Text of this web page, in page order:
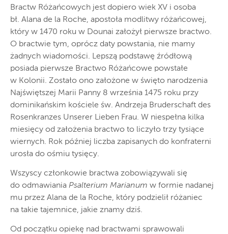
Bractw Różańcowych jest dopiero wiek XV i osoba
bł. Alana de la Roche, apostoła modlitwy różańcowej,
który w 1470 roku w Dounai założył pierwsze bractwo.
O bractwie tym, oprócz daty powstania, nie mamy
żadnych wiadomości. Lepszą podstawę źródłową
posiada pierwsze Bractwo Różańcowe powstałe
w Kolonii. Zostało ono założone w święto narodzenia
Najświętszej Marii Panny 8 września 1475 roku przy
dominikańskim kościele św. Andrzeja Bruderschaft des
Rosenkranzes Unserer Lieben Frau. W niespełna kilka
miesięcy od założenia bractwo to liczyło trzy tysiące
wiernych. Rok później liczba zapisanych do konfraterni
urosła do ośmiu tysięcy.
Wszyscy członkowie bractwa zobowiązywali się
do odmawiania Psalterium Marianum w formie nadanej
mu przez Alana de la Roche, który podzielił różaniec
na takie tajemnice, jakie znamy dziś.
Od początku opiekę nad bractwami sprawowali